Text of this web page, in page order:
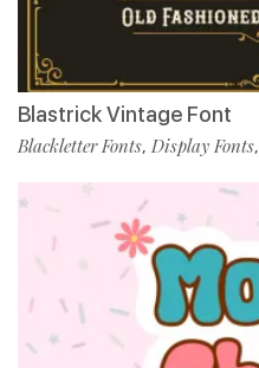
Blastrick Vintage Font
Blackletter Fonts, Display Fonts,